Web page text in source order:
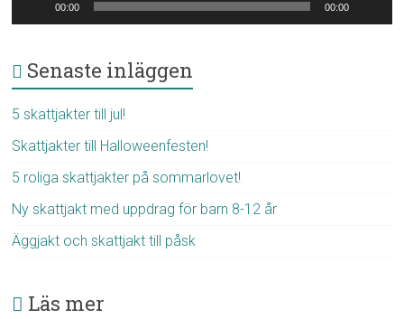
00:00 00:00
Senaste inläggen
5 skattjakter till jul!
Skattjakter till Halloweenfesten!
5 roliga skattjakter på sommarlovet!
Ny skattjakt med uppdrag för barn 8-12 år
Äggjakt och skattjakt till påsk
Läs mer